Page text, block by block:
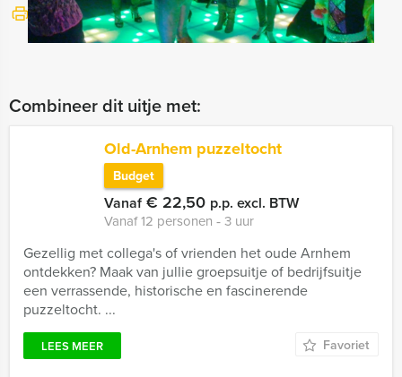
Bekijk printbare versie
Combineer dit uitje met:
Old-Arnhem puzzeltocht
Budget
Vanaf€ 22,50 p.p. excl. BTW
Vanaf 12 personen ‐ 3 uur
Gezellig met collega's of vrienden het oude Arnhem
ontdekken? Maak van jullie groepsuitje of bedrijfsuitje
een verrassende, historische en fascinerende
puzzeltocht. ...
LEES MEER Favoriet